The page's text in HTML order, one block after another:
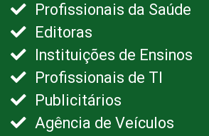
Profissionais da Saúde
Editoras
Instituições de Ensinos
Profissionais de TI
Publicitários
Agência de Veículos